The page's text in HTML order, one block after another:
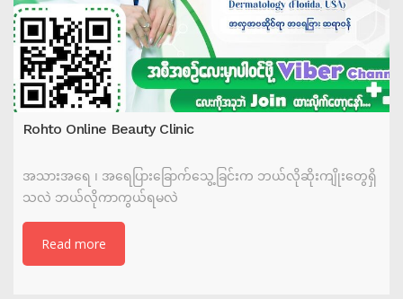
Rohto Online Beauty Clinic
အသားအရေ ၊ အရေပြားခြောက်သွေ့ခြင်းက ဘယ်လိုဆိုးကျိုးတွေရှိ
သလဲ ဘယ်လိုကာကွယ်ရမလဲ
Read more